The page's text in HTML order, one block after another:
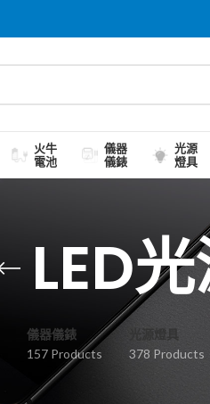
火牛
電池
儀器
儀錶
光源
燈具
LED
儀器儀錶
157 Products
光源燈具
378 Products